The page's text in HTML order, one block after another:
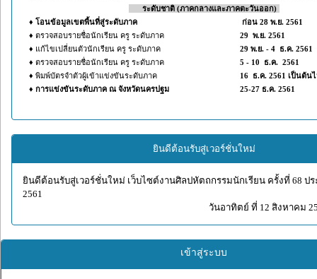
ระดับชาติ (ภาคกลางและภาคตะวันออก)-
♦ โอนข้อมูลเขตพื้นที่สู่ระดับภาค
ก่อน 28 พ.ย. 2561
♦ ตรวจสอบรายชื่อนักเรียน ครู ระดับภาค
29 พ.ย. 2561
♦ แก้ไขเปลี่ยนตัวนักเรียน ครู ระดับภาค
29 พ.ย. - 4 ธ.ค. 2561
♦ ตรวจสอบรายชื่อนักเรียน ครู ระดับภาค
5 - 10 ธ.ค. 2561
♦ พิมพ์บัตรจำตัวผู้เข้าแข่งขันระดับภาค
16 ธ.ค. 2561 เป็นต้น
♦ การแข่งขันระดับภาค ณ จังหวัดนครปฐม 25-27 ธ.ค. 2561
ยินดีต้อนรับสู่เวอร์ชั่นใหม่
ยินดีต้อนรับสู่เวอร์ชั่นใหม่ เว็บไซต์งานศิลปหัตถกรรมนักเรียน ครั้งที่ 68 ปร
2561
วันอาทิตย์ ที่ 12 สิงหาคม
เข้าสู่ระบบ